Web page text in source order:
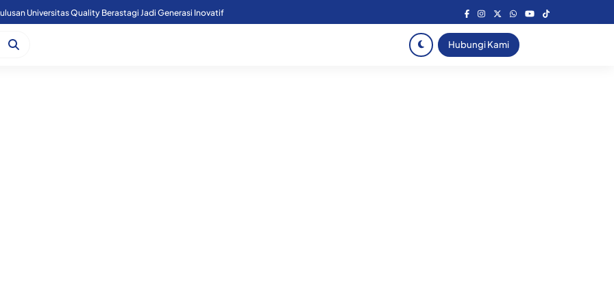
Polsek Perbaungan dan Unsur Aparatur Desa Bingkat.
Hubungi Kami